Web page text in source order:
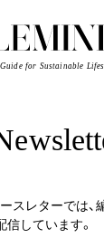
Guide for Sustainable
スレターでは、
しています。